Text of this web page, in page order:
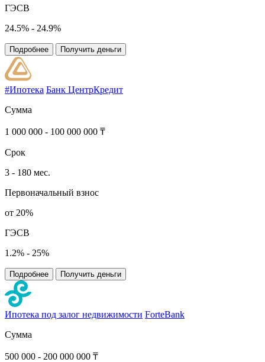
ГЭСВ
24.5% - 24.9%
Подробнее Получить деньги
#Ипотека Банк ЦентрКредит
Сумма
1 000 000 - 100 000 000 ₸
Срок
3 - 180 мес.
Первоначальный взнос
от 20%
ГЭСВ
1.2% - 25%
Подробнее Получить деньги
Ипотека под залог недвижимости ForteBank
Сумма
500 000 - 200 000 000 ₸